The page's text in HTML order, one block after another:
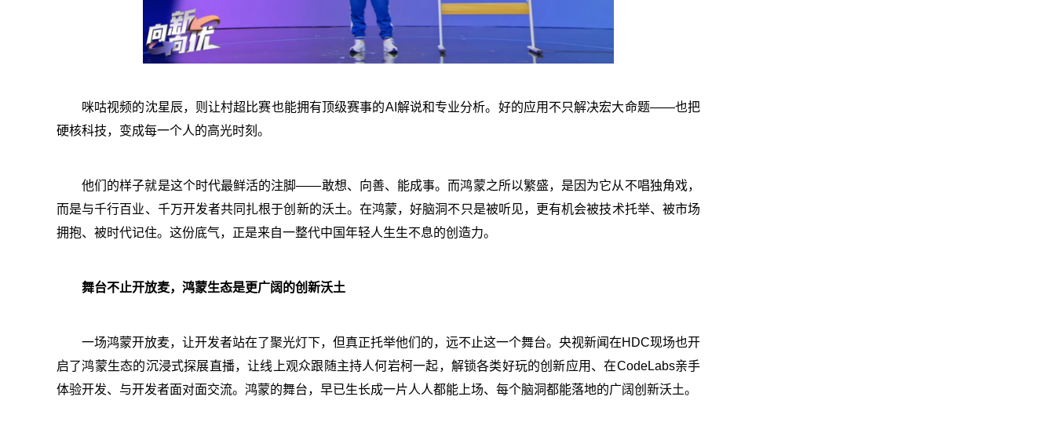
咪咕视频的沈星辰，则让村超比赛也能拥有顶级赛事的AI解说和专业分析。好的应用不只解决宏大命题——也把
硬核科技，变成每一个人的高光时刻。
他们的样子就是这个时代最鲜活的注脚——敢想、向善、能成事。而鸿蒙之所以繁盛，是因为它从不唱独角戏，
而是与千行百业、千万开发者共同扎根于创新的沃土。在鸿蒙，好脑洞不只是被听见，更有机会被技术托举、被市场
拥抱、被时代记住。这份底气，正是来自一整代中国年轻人生生不息的创造力。
舞台不止开放麦，鸿蒙生态是更广阔的创新沃土
一场鸿蒙开放麦，让开发者站在了聚光灯下，但真正托举他们的，远不止这一个舞台。央视新闻在HDC现场也开
启了鸿蒙生态的沉浸式探展直播，让线上观众跟随主持人何岩柯一起，解锁各类好玩的创新应用、在CodeLabs亲手
体验开发、与开发者面对面交流。鸿蒙的舞台，早已生长成一片人人都能上场、每个脑洞都能落地的广阔创新沃土。